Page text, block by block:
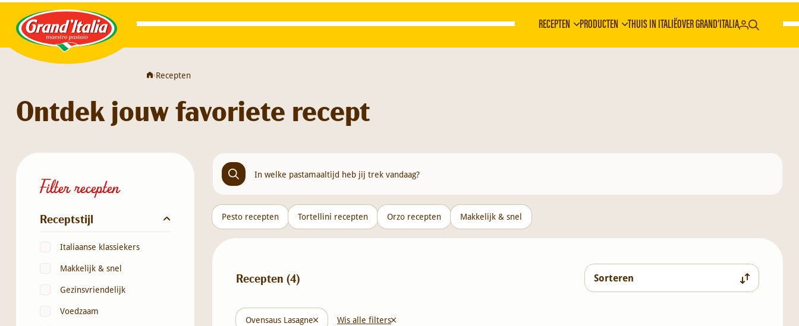
Grand'Italia
RECEPTEN PRODUCTEN THUIS IN ITALIËOVER GRAND’ITALIA
•Recepten
Ontdek jouw favoriete recept
Filter recepten
Receptstijl
Italiaanse klassiekers
Makkelijk & snel
Gezinsvriendelijk
Voedzaam
Pesto recepten Tortellini recepten Orzo recepten Makkelijk & snel
Recepten (4)
Ovensaus Lasagne Wis alle filters